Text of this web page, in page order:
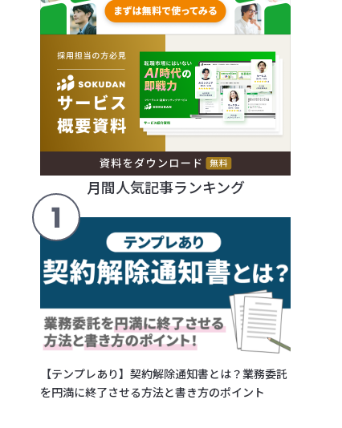
月間人気記事ランキング
1
【テンプレあり】契約解除通知書とは？業務委託
を円満に終了させる方法と書き方のポイント